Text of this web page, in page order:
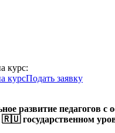
курс:
курсПодать заявку
развитие педагогов
🇷🇺 государственном